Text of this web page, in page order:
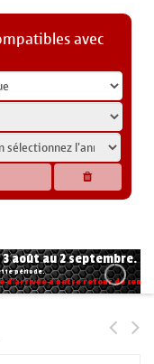
avec
août au 2 septembre.
période.
d'arrivée à notre retour de